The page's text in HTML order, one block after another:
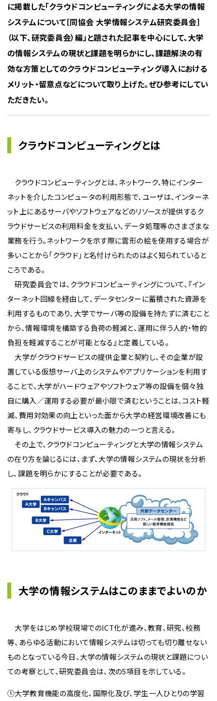
に掲載した「クラウドコンピューティングによる大学の情報
システムについて［同協会 大学情報システム研究委員会］
（以下、研究委員会）編」と題された記事を中心にして、大学
の情報システムの現状と課題を明らかにし、課題解決の有
効な方策としてのクラウドコンピューティング導入における
メリット・留意点などについて取り上げた。ぜひ参考にしてい
ただきたい。
クラウドコンピューティングとは
クラウドコンピューティングとは、ネットワーク、特にインター
ネットを介したコンピュータの利用形態で、ユーザは、インターネ
ット上にあるサーバやソフトウェアなどのリソースが提供するク
ラウドサービスの利用料金を支払い、データ処理等のさまざまな
業務を行う。ネットワークを示す際に雲形の絵を使用する場合が
多いことから「クラウド」と名付けられたのはよく知られていると
ころである。
研究委員会では、クラウドコンピューティングについて、『イン
ターネット回線を経由して、データセンターに蓄積された資源を
利用するものであり、大学でサーバ等の設備を持たずに済むこと
から、情報環境を構築する負荷の軽減と、運用に伴う人的・物的
負担を軽減することが可能となる』と定義している。
大学がクラウドサービスの提供企業と契約し、その企業が設
置している仮想サーバ上のシステムやアプリケーションを利用す
ることで、大学がハードウェアやソフトウェア等の設備を個々独
自に購入／運用する必要が最小限で済むということは、コスト軽
減、費用対効果の向上といった面から大学の経営環境改善にも
寄与し、クラウドサービス導入の魅力の一つと言える。
その上で、クラウドコンピューティングと大学の情報システム
の在り方を論じるには、まず、大学の情報システムの現状を分析
し、課題を明らかにすることが必要である。
大学の情報システムはこのままでよいのか
大学をはじめ学校現場でのICT化が進み、教育、研究、校務
等、あらゆる活動において情報システムは切っても切り離せない
ものとなっている今日、大学の情報システムの現状と課題につい
ての考察として、研究委員会は、次の5項目を示している。
①大学教育機能の高度化、国際化及び、学生一人ひとりの学習